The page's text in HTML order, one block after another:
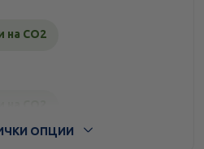
на CO2
ОПЦИИ